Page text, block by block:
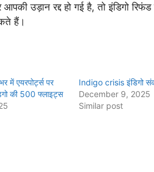
उड़ान रद्द हो गई है, तो इंडिगो रिफंड
हैं।
में एयरपोर्ट्स पर
की 500 फ्लाइट्स
Indigo crisis इंडिगो
December 9, 2025
Similar post